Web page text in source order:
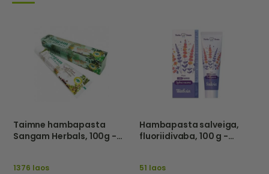
Taimne hambapasta
Sangam Herbals, 100g -
1376 laos
Hambapasta salveiga,
fluoriidivaba, 100 g -
51 laos